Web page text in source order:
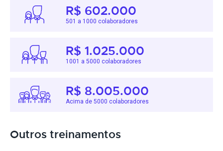
R$ 602.000
501 a 1000 colaboradores
R$ 1.025.000
1001 a 5000 colaboradores
R$ 8.005.000
Acima de 5000 colaboradores
Outros treinamentos